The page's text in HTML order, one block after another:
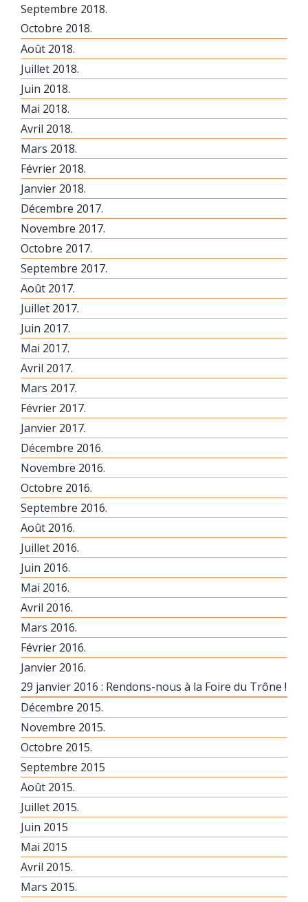
Septembre 2018.
Octobre 2018.
Août 2018.
Juillet 2018.
Juin 2018.
Mai 2018.
Avril 2018.
Mars 2018.
Février 2018.
Janvier 2018.
Décembre 2017.
Novembre 2017.
Octobre 2017.
Septembre 2017.
Août 2017.
Juillet 2017.
Juin 2017.
Mai 2017.
Avril 2017.
Mars 2017.
Février 2017.
Janvier 2017.
Décembre 2016.
Novembre 2016.
Octobre 2016.
Septembre 2016.
Août 2016.
Juillet 2016.
Juin 2016.
Mai 2016.
Avril 2016.
Mars 2016.
Février 2016.
Janvier 2016.
29 janvier 2016 : Rendons-nous à la Foire du Trône !
Décembre 2015.
Novembre 2015.
Octobre 2015.
Septembre 2015
Août 2015.
Juillet 2015.
Juin 2015
Mai 2015
Avril 2015.
Mars 2015.